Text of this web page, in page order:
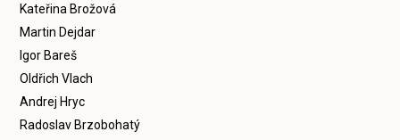
Kateřina Brožová
Martin Dejdar
Igor Bareš
Oldřich Vlach
Andrej Hryc
Radoslav Brzobohatý